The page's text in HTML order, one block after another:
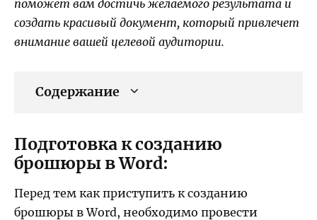
поможет вам достичь желаемого результата и
создать красивый документ, который привлечет
внимание вашей целевой аудитории.
Содержание
Подготовка к созданию
брошюры в Word:
Перед тем как приступить к созданию
брошюры в Word, необходимо провести